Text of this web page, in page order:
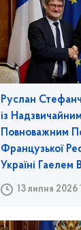
Руслан
із Надзвичайним
Повноважним
Французької
Україні Гаелем
13 липня 2026